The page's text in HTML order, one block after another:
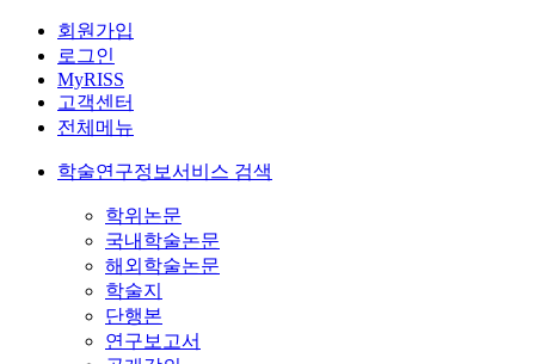
회원가입
로그인
MyRISS
고객센터
전체메뉴
학술연구정보서비스 검색
학위논문
국내학술논문
해외학술논문
학술지
단행본
연구보고서